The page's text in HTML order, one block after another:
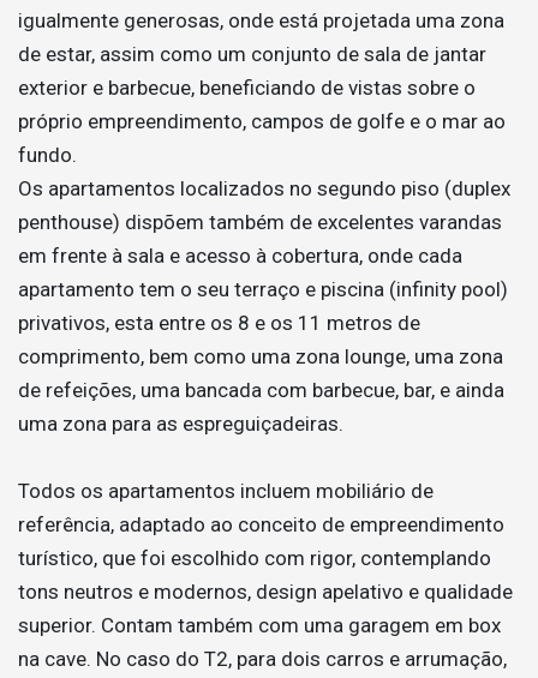
igualmente generosas, onde está projetada uma zona
de estar, assim como um conjunto de sala de jantar
exterior e barbecue, beneficiando de vistas sobre o
próprio empreendimento, campos de golfe e o mar ao
fundo.
Os apartamentos localizados no segundo piso (duplex
penthouse) dispõem também de excelentes varandas
em frente à sala e acesso à cobertura, onde cada
apartamento tem o seu terraço e piscina (infinity pool)
privativos, esta entre os 8 e os 11 metros de
comprimento, bem como uma zona lounge, uma zona
de refeições, uma bancada com barbecue, bar, e ainda
uma zona para as espreguiçadeiras.
Todos os apartamentos incluem mobiliário de
referência, adaptado ao conceito de empreendimento
turístico, que foi escolhido com rigor, contemplando
tons neutros e modernos, design apelativo e qualidade
superior. Contam também com uma garagem em box
na cave. No caso do T2, para dois carros e arrumação,